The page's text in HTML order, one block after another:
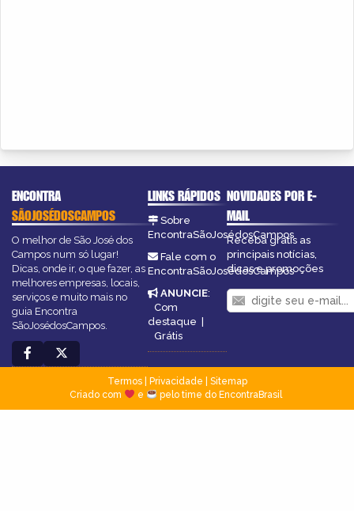
ENCONTRA
SÃOJOSÉDOSCAMPOS
O melhor de São José dos
Campos num só lugar!
Dicas, onde ir, o que fazer, as
melhores empresas, locais,
serviços e muito mais no
guia Encontra
SãoJosédosCampos.
LINKS RÁPIDOS
Sobre
EncontraSãoJosédosCampos
Fale com o
EncontraSãoJosédosCampos
ANUNCIE:
Com
destaque |
Grátis
NOVIDADES POR E-
MAIL
Receba grátis as
principais notícias,
dicas e promoções
Termos| Privacidade
Sitemap
Criado com
e pelo time do EncontraBrasil